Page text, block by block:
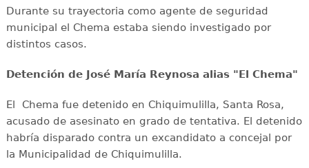
Durante su trayectoria como agente de seguridad
municipal el Chema estaba siendo investigado por
distintos casos.
Detención de José María Reynosa alias "El Chema"
El Chema fue detenido en Chiquimulilla, Santa Rosa,
acusado de asesinato en grado de tentativa. El detenido
habría disparado contra un excandidato a concejal por
la Municipalidad de Chiquimulilla.